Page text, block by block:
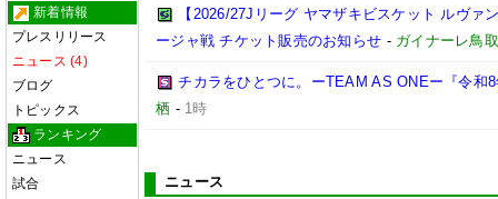
新着情報
プレスリリース
ニュース (4)
ブログ
トピックス
ランキング
ニュース
試合
【2026/27Jリーグ ヤマザキビスケット ルヴ
ージャ戦 チケット販売のお知らせ - ガイナーレ鳥取
チカラをひとつに。ーTEAM AS ONEー『令和
栖 - 1時
ニュース